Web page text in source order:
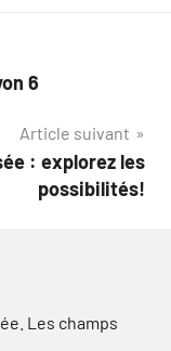
6
Article suivant
: explorez les
possibilités!
Les champs